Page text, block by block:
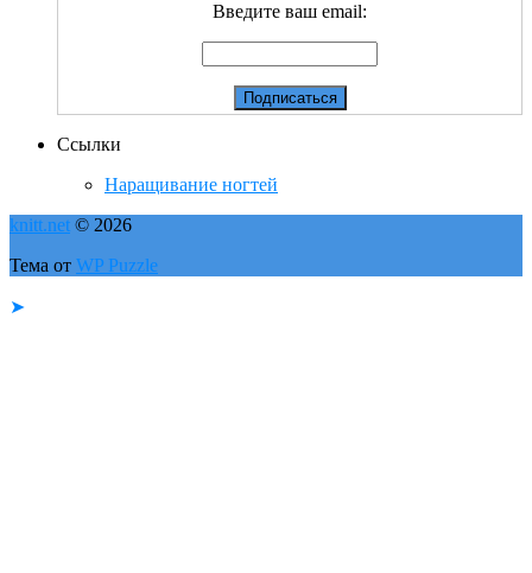
Введите ваш email:
Ссылки
Наращивание ногтей
knitt.net © 2026
Тема от WP Puzzle
➤